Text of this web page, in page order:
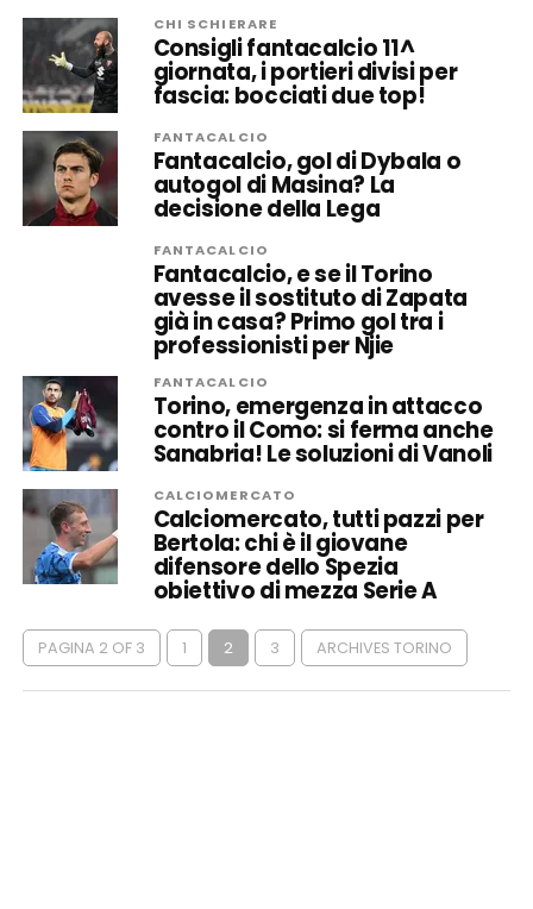
CHI SCHIERARE
Consigli fantacalcio 11^
giornata, i portieri divisi per
fascia: bocciati due top!
FANTACALCIO
Fantacalcio, gol di Dybala o
autogol di Masina? La
decisione della Lega
FANTACALCIO
Fantacalcio, e se il Torino
avesse il sostituto di Zapata
già in casa? Primo gol tra i
professionisti per Njie
FANTACALCIO
Torino, emergenza in attacco
contro il Como: si ferma anche
Sanabria! Le soluzioni di Vanoli
CALCIOMERCATO
Calciomercato, tutti pazzi per
Bertola: chi è il giovane
difensore dello Spezia
obiettivo di mezza Serie A
PAGINA 2 OF 3 1 2 3 ARCHIVES TORINO